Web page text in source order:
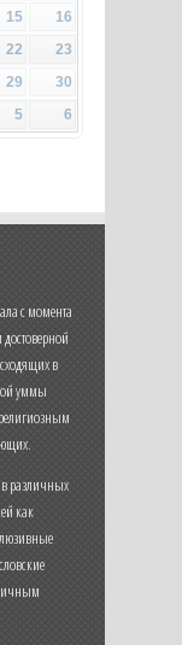
15
16
22
23
29
30
5 6
с момента
в
уммы
в различных
как